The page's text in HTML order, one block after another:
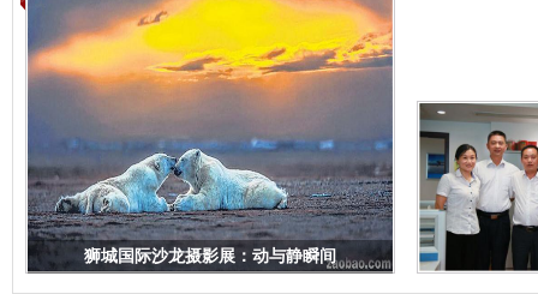
狮城国际沙龙摄影展：动与静瞬间